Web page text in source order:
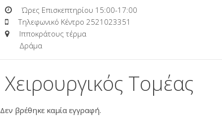
Ώρες Επισκεπτηρίου 15:00-17:00
Τηλεφωνικό Κέντρο 2521023351
Ιπποκράτους τέρμα
Δράμα
Χειρουργικός Τομέας
Δεν βρέθηκε καμία εγγραφή.